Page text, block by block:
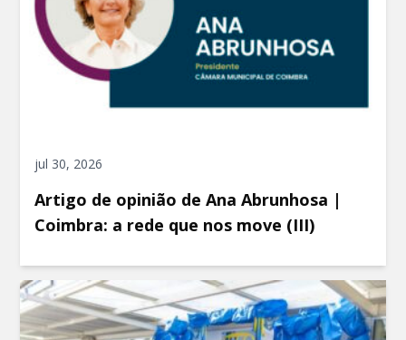
jul 30, 2026
Artigo de opinião de Ana Abrunhosa |
Coimbra: a rede que nos move (III)